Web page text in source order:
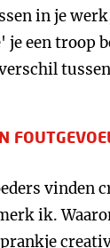
in je
je een troop
vinden
ik.